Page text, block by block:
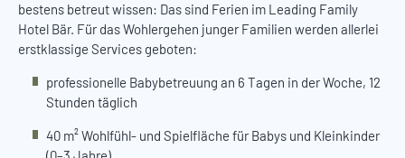
bestens betreut wissen: Das sind Ferien im Leading Family
Hotel Bär. Für das Wohlergehen junger Familien werden allerlei
erstklassige Services geboten:
professionelle Babybetreuung an 6 Tagen in der Woche, 12
Stunden täglich
40 m² Wohlfühl- und Spielfläche für Babys und Kleinkinder